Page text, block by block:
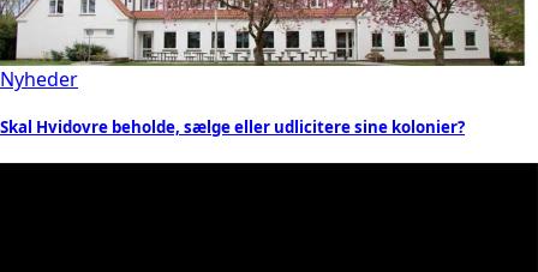
Nyheder
Skal Hvidovre beholde, sælge eller udlicitere sine kolonier?